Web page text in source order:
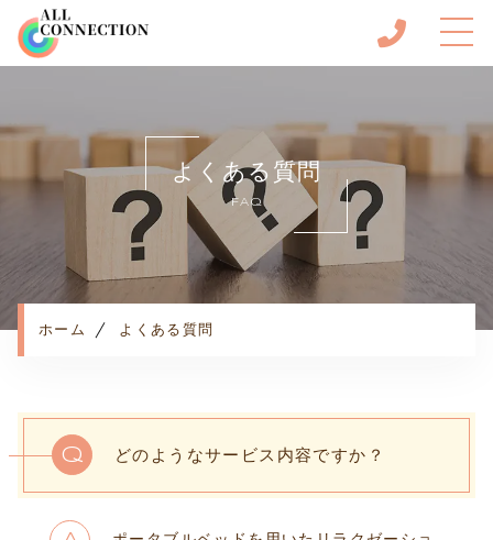
当サロンについて
メニュー
こんな悩みはありませんか
ご利用の流れ
よくある質問
よくある質問
FAQ
ホーム よくある質問
Q どのようなサービス内容ですか？